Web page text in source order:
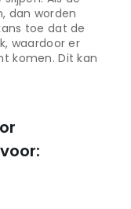
dan worden
toe dat de
waardoor er
komen. Dit kan